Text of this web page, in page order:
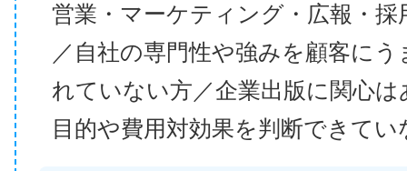
営業・マーケティング・広報・採
／自社の専門性や強みを顧客に
れていない方／企業出版に関心
目的や費用対効果を判断できてい